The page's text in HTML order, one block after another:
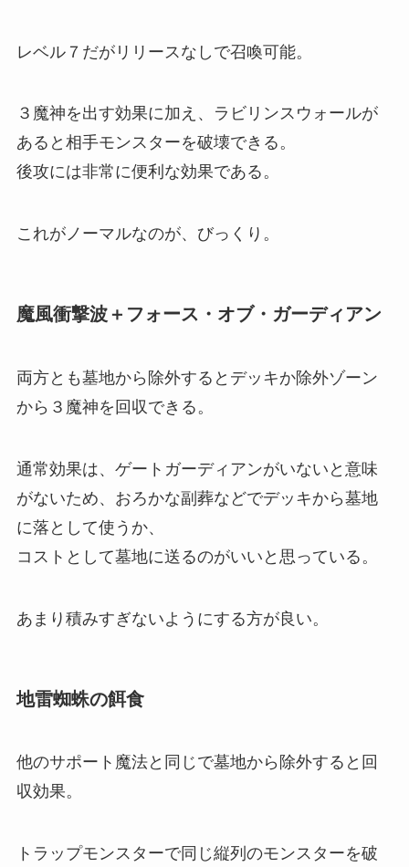
レベル７だがリリースなしで召喚可能。
３魔神を出す効果に加え、ラビリンスウォールが
あると相手モンスターを破壊できる。
後攻には非常に便利な効果である。
これがノーマルなのが、びっくり。
魔風衝撃波＋フォース・オブ・ガーディアン
両方とも墓地から除外するとデッキか除外ゾーン
から３魔神を回収できる。
通常効果は、ゲートガーディアンがいないと意味
がないため、おろかな副葬などでデッキから墓地
に落として使うか、
コストとして墓地に送るのがいいと思っている。
あまり積みすぎないようにする方が良い。
地雷蜘蛛の餌食
他のサポート魔法と同じで墓地から除外すると回
収効果。
トラップモンスターで同じ縦列のモンスターを破